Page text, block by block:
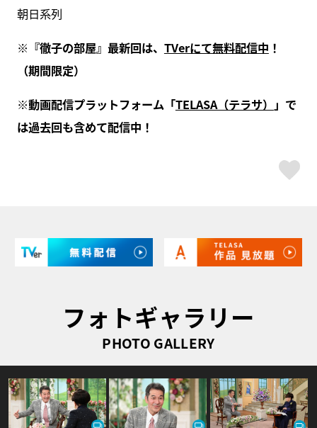
朝日系列
※『徹子の部屋』最新回は、 TVerにて無料配信中 ！
（期間限定）
※動画配信プラットフォーム「TELASA（テラサ） 」で
は過去回も含めて配信中！
フォトギャラリー
PHOTO GALLERY